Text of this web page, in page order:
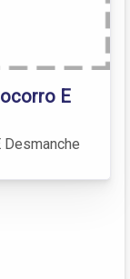
E
Desmanche